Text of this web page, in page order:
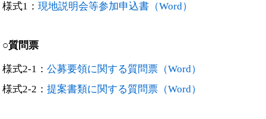
様式1：現地説明会等参加申込書（Word）
○質問票
様式2-1：公募要領に関する質問票（Word）
様式2-2：提案書類に関する質問票（Word）